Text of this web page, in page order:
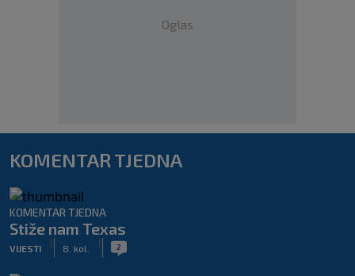
Oglas
KOMENTAR TJEDNA
KOMENTAR TJEDNA
Stiže nam Texas
VIJESTI
|
8. kol.
| 2